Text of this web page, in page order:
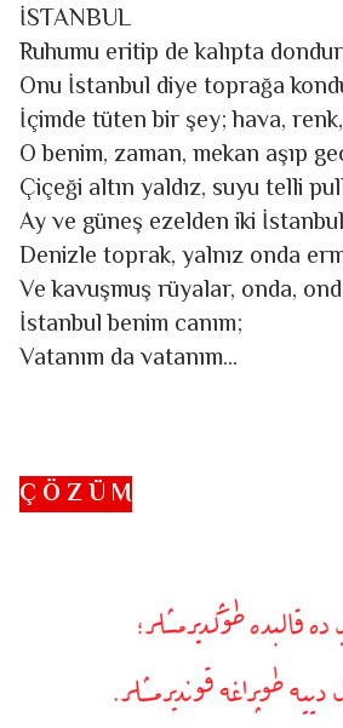
İSTANBUL
Ruhumu eritip de kalıpta
Onu İstanbul diye toprağa
İçimde tüten bir şey; hava,
O benim, zaman, mekan aşıp
Çiçeği altın yaldız, suyu telli
Ay ve güneş ezelden iki
Denizle toprak, yalnız onda
Ve kavuşmuş rüyalar, onda,
İstanbul benim canım;
Vatanım da vatanım...
Ç Ö Z Ü M